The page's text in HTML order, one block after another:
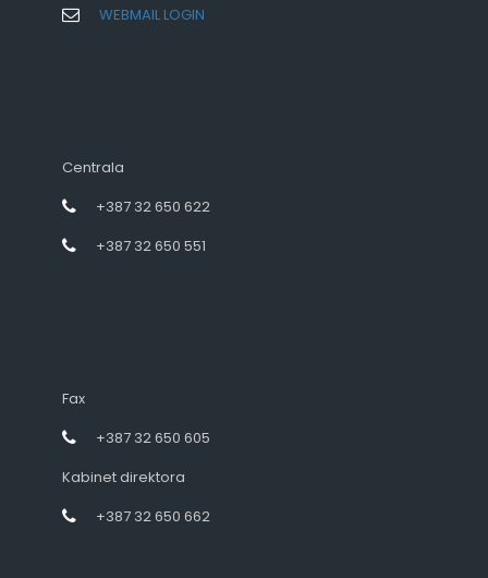
WEBMAIL LOGIN
Centrala
+387 32 650 622
+387 32 650 551
Fax
+387 32 650 605
Kabinet direktora
+387 32 650 662